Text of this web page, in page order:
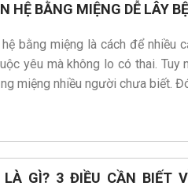
HỆ BẰNG MIỆNG DỄ LÂY
hệ bằng miệng là cách để nhiều
yêu mà không lo có thai. Tuy
miệng nhiều người chưa biết.
LÀ GÌ? 3 ĐIỀU CẦN BIẾT
Thị Phương Loan